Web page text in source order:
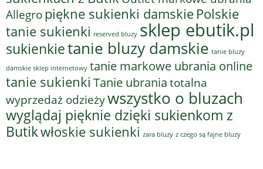
Allegropiękne sukienki damskie Polskie
tanie sukienki reserved bluzy sklep ebutik.pl
sukienkietanie bluzy damskie tanie bluzy
damskie sklep internetowy tanie markowe ubrania online
tanie sukienki Tanie ubrania totalna
wyprzedaż odzieżywszystko o bluzach
wyglądaj pięknie dzięki sukienkom z
Butikwłoskie sukienki zara bluzy z czego są fajne bluzy